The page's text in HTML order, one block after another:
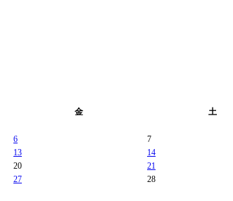
金 土
6 7
13 14
20 21
27 28